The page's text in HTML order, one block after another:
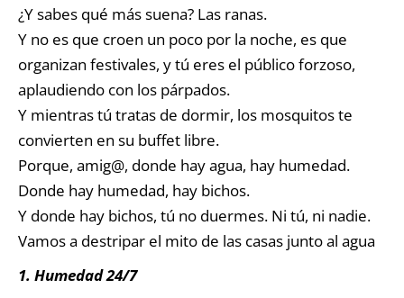
¿Y sabes qué más suena? Las ranas.
Y no es que croen un poco por la noche, es que
organizan festivales, y tú eres el público forzoso,
aplaudiendo con los párpados.
Y mientras tú tratas de dormir, los mosquitos te
convierten en su buffet libre.
Porque, amig@, donde hay agua, hay humedad.
Donde hay humedad, hay bichos.
Y donde hay bichos, tú no duermes. Ni tú, ni nadie.
Vamos a destripar el mito de las casas junto al agua
1. Humedad 24/7